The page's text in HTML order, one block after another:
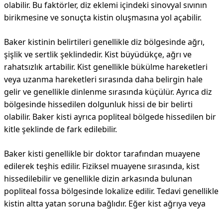
olabilir. Bu faktörler, diz eklemi içindeki sinovyal sıvının
birikmesine ve sonuçta kistin oluşmasına yol açabilir.
Baker kistinin belirtileri genellikle diz bölgesinde ağrı,
şişlik ve sertlik şeklindedir. Kist büyüdükçe, ağrı ve
rahatsızlık artabilir. Kist genellikle bükülme hareketleri
veya uzanma hareketleri sırasında daha belirgin hale
gelir ve genellikle dinlenme sırasında küçülür. Ayrıca diz
bölgesinde hissedilen dolgunluk hissi de bir belirti
olabilir. Baker kisti ayrıca popliteal bölgede hissedilen bir
kitle şeklinde de fark edilebilir.
Baker kisti genellikle bir doktor tarafından muayene
edilerek teşhis edilir. Fiziksel muayene sırasında, kist
hissedilebilir ve genellikle dizin arkasında bulunan
popliteal fossa bölgesinde lokalize edilir. Tedavi genellikle
kistin altta yatan soruna bağlıdır. Eğer kist ağrıya veya